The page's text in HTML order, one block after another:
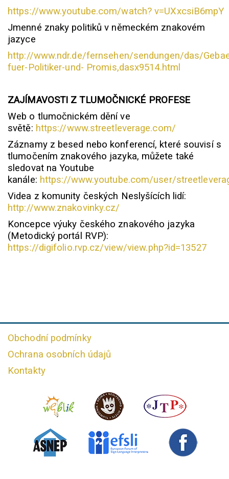
https://www.youtube.com/watch? v=UXxcsiB6mpY
Jmenné znaky politiků v německém znakovém
jazyce
http://www.ndr.de/fernsehen/sendungen/das/
fuer-Politiker-und- Promis,dasx9514.html
ZAJÍMAVOSTI Z TLUMOČNICKÉ PROFESE
Web o tlumočnickém dění ve
světě: https://www.streetleverage.com/
Záznamy z besed nebo konferencí, které souvisí s
tlumočením znakového jazyka, můžete také
sledovat na Youtube
kanále: https://www.youtube.com/user/
Videa z komunity českých Neslyšících lidí:
http://www.znakovinky.cz/
Koncepce výuky českého znakového jazyka
(Metodický portál RVP):
https://digifolio.rvp.cz/view/view.php?id=13527
Obchodní podmínky
Ochrana osobních údajů
Kontakty